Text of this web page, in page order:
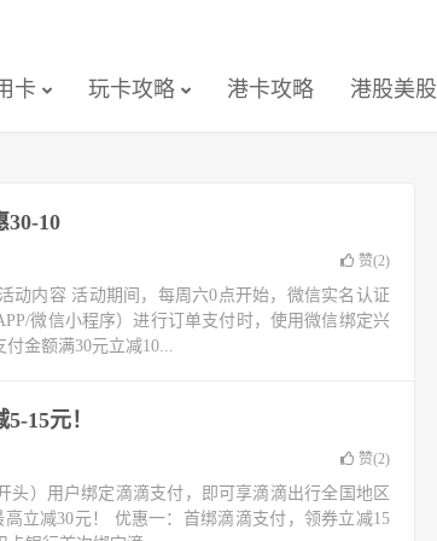
卡 玩卡攻略 港卡攻略 港股美股
30-10
赞(2)
动内容 活动期间，每周六0点开始，微信实名认证
微信小程序）进行订单支付时，使用微信绑定兴
金额满30元立减10...
15元！
赞(2)
头）用户绑定滴滴支付，即可享滴滴出行全国地区
立减30元！ 优惠一：首绑滴滴支付，领券立减15